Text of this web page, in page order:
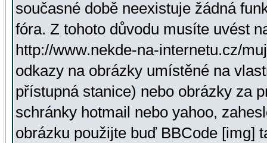
současné době neexistuje žádná
fóra. Z tohoto důvodu musíte uvést
http://www.nekde-na-internetu.cz/
odkazy na obrázky umístěné na
přístupná stanice) nebo obrázky za
schránky hotmail nebo yahoo,
obrázku použijte buď BBCode [img]